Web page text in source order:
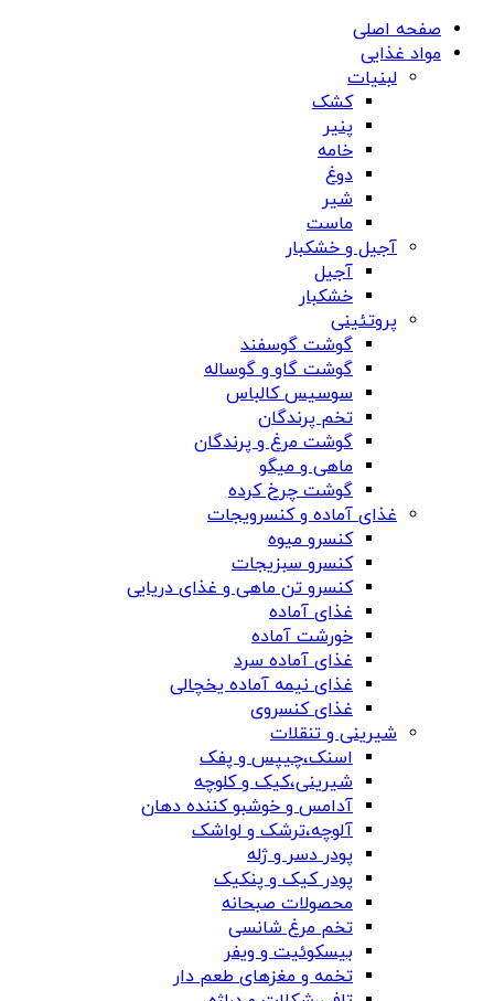
صفحه اصلی
مواد غذایی
لبنیات
کشک
پنیر
خامه
دوغ
شیر
ماست
آجیل و خشکبار
آجیل
خشکبار
پروتئینی
گوشت گوسفند
گوشت گاو و گوساله
سوسیس کالباس
تخم پرندگان
گوشت مرغ و پرندگان
ماهی و میگو
گوشت چرخ کرده
غذای آماده و کنسرویجات
کنسرو میوه
کنسرو سبزیجات
کنسرو تن ماهی و غذای دریایی
غذای آماده
خورشت آماده
غذای آماده سرد
غذای نیمه آماده یخچالی
غذای کنسروی
شیرینی و تنقلات
اسنک،چیپس و پفک
شیرینی،کیک و کلوچه
آدامس و خوشبو کننده دهان
آلوچه،ترشک و لواشک
پودر دسر و ژله
پودر کیک و پنکیک
محصولات صبحانه
تخم مرغ شانسی
بیسکوئیت و ویفر
تخمه و مغزهای طعم دار